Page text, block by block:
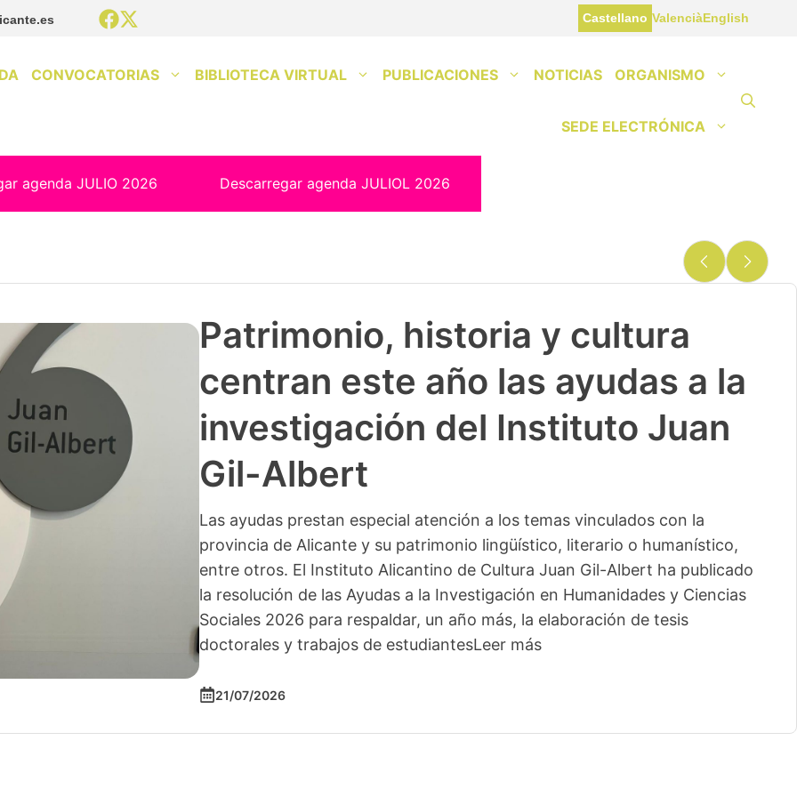
Castellano ValenciàEnglish
CONVOCATORIAS BIBLIOTECA VIRTUAL PUBLICACIONES NOTICIAS ORGANISMO
SEDE ELECTRÓNICA
agenda JULIO 2026 Descarregar agenda JULIOL 2026
Patrimonio, historia y cultura
centran este año las ayudas a la
investigación del Instituto Juan
Gil-Albert
Las ayudas prestan especial atención a los temas vinculados con la
provincia de Alicante y su patrimonio lingüístico, literario o humanístico,
entre otros. El Instituto Alicantino de Cultura Juan Gil-Albert ha publicado
la resolución de las Ayudas a la Investigación en Humanidades y Ciencias
Sociales 2026 para respaldar, un año más, la elaboración de tesis
doctorales y trabajos de estudiantesLeer más
21/07/2026